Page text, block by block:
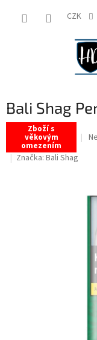
CZK
Bali Shag
Zboží s
věkovým
omezením
z
Značka: Bali Shag